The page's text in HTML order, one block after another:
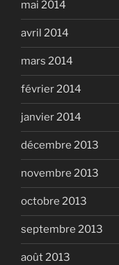
mai 2014
avril 2014
mars 2014
février 2014
janvier 2014
décembre 2013
novembre 2013
octobre 2013
septembre 2013
août 2013